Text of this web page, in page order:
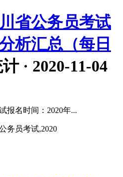
省公务员考试
析汇总（每日
· 2020-11-04
报名时间：2020年...
务员考试,2020